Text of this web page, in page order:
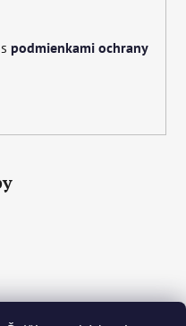
podmienkami ochrany